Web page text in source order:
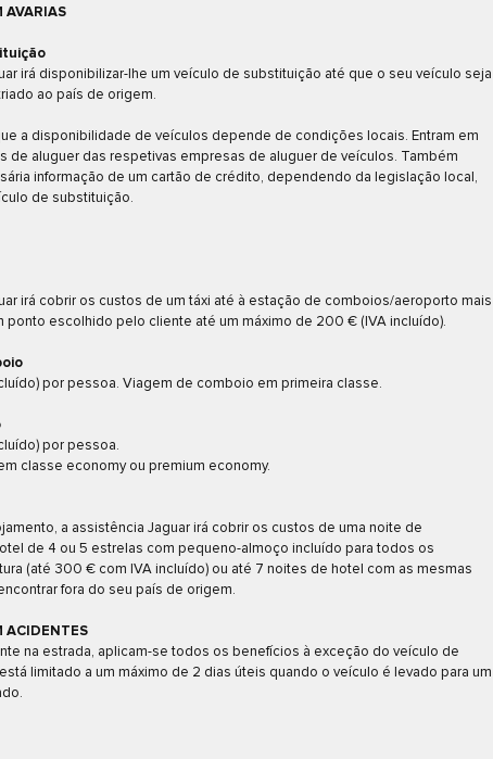
AVARIAS
irá disponibilizar-lhe um veículo de substituição até que o seu veículo seja
ao país de origem.
a disponibilidade de veículos depende de condições locais. Entram em
de aluguer das respetivas empresas de aluguer de veículos. Também
informação de um cartão de crédito, dependendo da legislação local,
de substituição.
irá cobrir os custos de um táxi até à estação de comboios/aeroporto mais
ponto escolhido pelo cliente até um máximo de 200 € (IVA incluído).
por pessoa. Viagem de comboio em primeira classe.
por pessoa.
classe economy ou premium economy.
a assistência Jaguar irá cobrir os custos de uma noite de
de 4 ou 5 estrelas com pequeno-almoço incluído para todos os
(até 300 € com IVA incluído) ou até 7 noites de hotel com as mesmas
fora do seu país de origem.
ACIDENTES
na estrada, aplicam-se todos os benefícios à exceção do veículo de
limitado a um máximo de 2 dias úteis quando o veículo é levado para um